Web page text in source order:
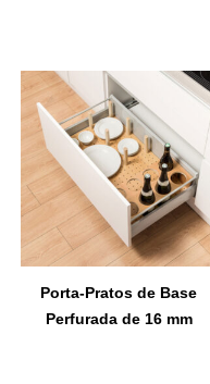
Porta-Pratos de Base
Perfurada de 16 mm